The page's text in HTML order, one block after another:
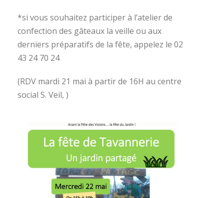
*si vous souhaitez participer à l’atelier de
confection des gâteaux la veille ou aux
derniers préparatifs de la fête, appelez le 02
43 24 70 24
(RDV mardi 21 mai à partir de 16H au centre
social S. Veil, )